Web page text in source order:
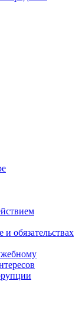
обязательствах